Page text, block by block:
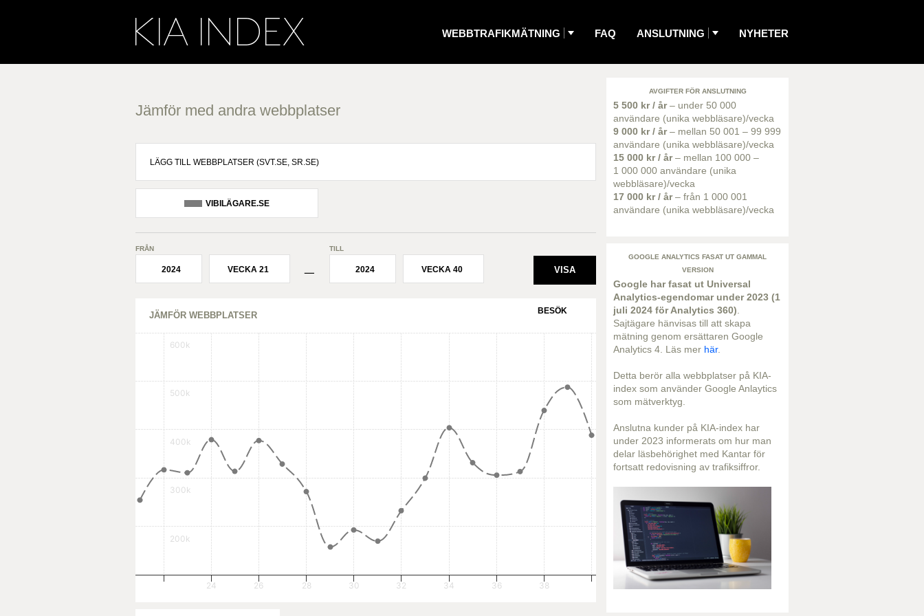
WEBBTRAFIKMÄTNING FAQ ANSLUTNING NYHETER
Jämför med andra webbplatser
VIBILÄGARE.SE
FRÅN
2024 VECKA 21
¯
TILL
2024 VECKA 40
JÄMFÖR WEBBPLATSER BESÖK
200k
300k
400k
500k
600k
24 26 28 30 32 34 36 38
AVGIFTER FÖR ANSLUTNING
5 500 kr / år– under 50 000
användare (unika webbläsare)/vecka
9 000 kr / år– mellan 50 001 – 99 999
användare (unika webbläsare)/vecka
15 000 kr / år– mellan 100 000 –
1 000 000 användare (unika
webbläsare)/vecka
17 000 kr / år– från 1 000 001
användare (unika webbläsare)/vecka
GOOGLE ANALYTICS FASAT UT GAMMAL
VERSION
Google har fasat ut Universal
Analytics-egendomar under 2023 (1
juli 2024 för Analytics 360)
Sajtägare hänvisas till att skapa
mätning genom ersättaren Google
Analytics 4. Läs mer här.
Detta berör alla webbplatser på KIA-
index som använder Google Anlaytics
som mätverktyg.
Anslutna kunder på KIA-index har
under 2023 informerats om hur man
delar läsbehörighet med Kantar för
fortsatt redovisning av trafiksiffror.